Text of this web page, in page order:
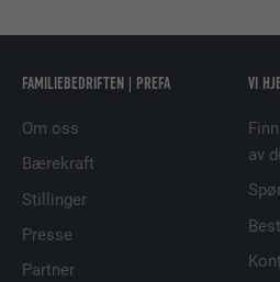
FAMILIEBEDRIFTEN | PREFA
Om oss
Bærekraft
Stillinger
Presse
Partner
VI
av
FORLØP
FORMÅL
Brukes for å teste
bruk av